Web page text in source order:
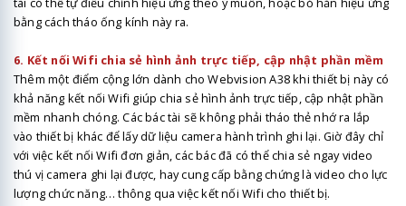
bằng cách tháo ống kính này ra.
6. Kết nối Wifi chia sẻ hình ảnh trực tiếp, cập nhật phần mềm
Thêm một điểm cộng lớn dành cho Webvision A38 khi thiết bị này có
khả năng kết nối Wifi giúp chia sẻ hình ảnh trực tiếp, cập nhật phần
mềm nhanh chóng.Các bác tài sẽ không phải tháo thẻ nhớ ra lắp
vào thiết bị khác để lấy dữ liệu camera hành trình ghi lại. Giờ đây chỉ
với việc kết nối Wifi đơn giản, các bác đã có thể chia sẻ ngay video
thú vị camera ghi lại được, hay cung cấp bằng chứng là video cho lực
lượng chức năng… thông qua việc kết nối Wifi cho thiết bị.